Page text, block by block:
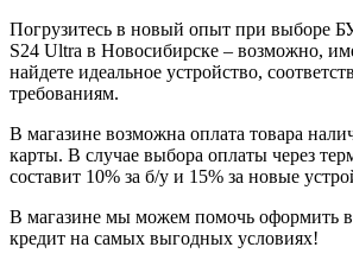
Погрузитесь в новый опыт при выборе
S24 Ultra в Новосибирске – возможно,
найдете идеальное устройство,
требованиям.
В магазине возможна оплата товара
карты. В случае выбора оплаты через
составит 10% за б/у и 15% за новые
В магазине мы можем помочь оформить
кредит на самых выгодных условиях!